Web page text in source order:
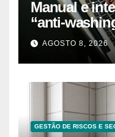
Manual e
“anti-
empresas
AGOSTO 8, 2026
GESTÃO DE RISCOS E